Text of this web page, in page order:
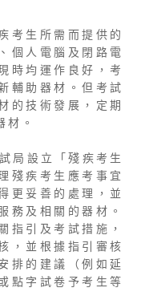
考 生 所 需 而 提 供 的
個 人 電 腦 及 閉 路 電
時 均 運 作 良 好 ， 考
輔 助 器 材 。 但 考 試
的 技 術 發 展 ， 定 期
材 。
局 設 立 「 殘 疾 考 生
殘 疾 考 生 應 考 事 宜
更 妥 善 的 處 理 ， 並
務 及 相 關 的 器 材 。
指 引 及 考 試 措 施 ，
， 並 根 據 指 引 審 核
排 的 建 議 （ 例 如 延
點 字 試 卷 予 考 生 等